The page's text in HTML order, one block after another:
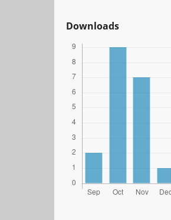
Downloads